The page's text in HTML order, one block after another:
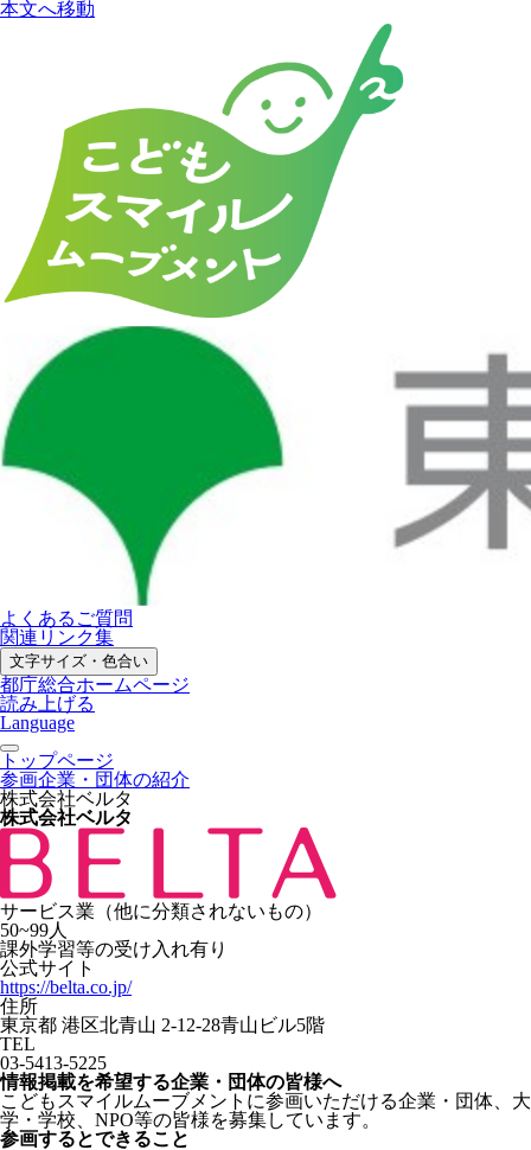
本文へ移動
よくあるご質問
関連リンク集
文字サイズ・色合い
都庁総合ホームページ
読み上げる
Language
トップページ
参画企業・団体の紹介
株式会社ベルタ
株式会社ベルタ
サービス業（他に分類されないもの）
50~99人
課外学習等の受け入れ有り
公式サイト
https://belta.co.jp/
住所
東京都 港区北青山 2-12-28⻘山ビル5階
TEL
03-5413-5225
情報掲載を希望する企業・団体の皆様へ
こどもスマイルムーブメントに参画いただける企業・団体、大
学・学校、NPO等の皆様を募集しています。
参画するとできること